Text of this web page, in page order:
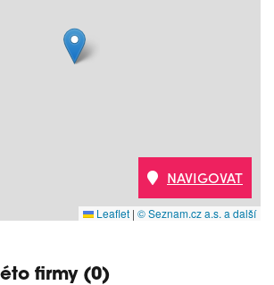
Leaflet | © Seznam.cz a.s. a další
NAVIGOVAT
firmy (0)